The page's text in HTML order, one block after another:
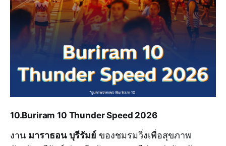
10.Buriram 10 Thunder Speed 2026
งาน มาราธอน บุรีรัมย์ ของชมรมวิ่งเพื่อสุขภาพ